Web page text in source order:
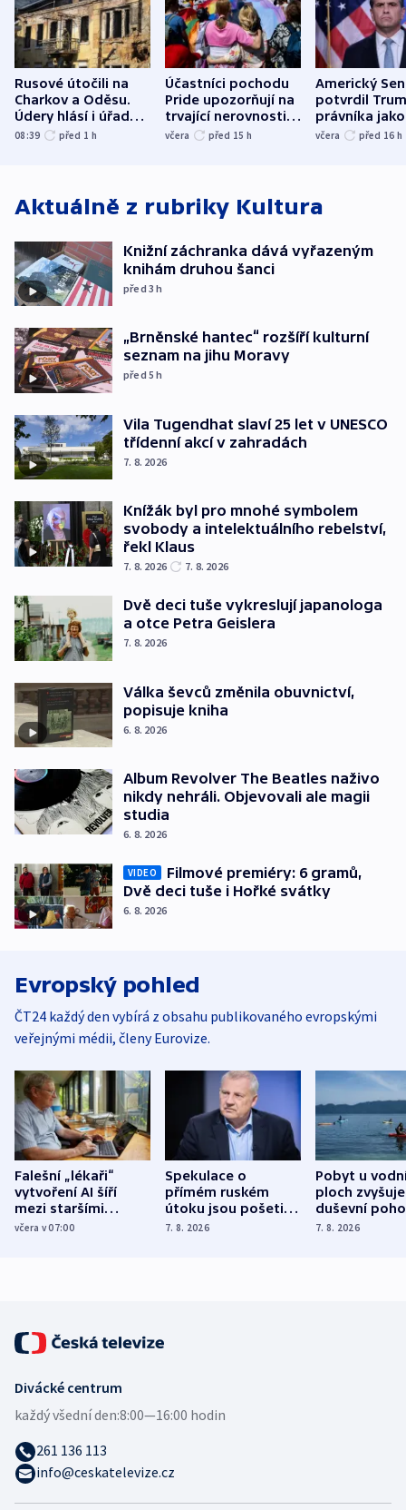
Rusové útočili na
Charkov a Oděsu.
Údery hlásí i úřady v
Bělgorodu
08:39 před 1 h
Účastníci pochodu
Pride upozorňují na
trvající nerovnosti i
společenskou
včera před 15 h
Americký
potvrdil
právníka jako
ministra
včera před 16 h
Aktuálně z rubriky Kultura
Knižní záchranka dává vyřazeným
knihám druhou šanci
před 3h
„Brněnské hantec“ rozšíří kulturní
seznam na jihu Moravy
před 5h
Vila Tugendhat slaví 25 let v UNESCO
třídenní akcí v zahradách
7. 8. 2026
Knížák byl pro mnohé symbolem
svobody a intelektuálního rebelství,
řekl Klaus
7. 8. 2026 7. 8. 2026
Dvě deci tuše vykreslují japanologa
a otce Petra Geislera
7. 8. 2026
Válka ševců změnila obuvnictví,
popisuje kniha
6. 8. 2026
Album Revolver The Beatles naživo
nikdy nehráli. Objevovali ale magii
studia
6. 8. 2026
VIDEO
Filmové premiéry: 6 gramů,
Dvě deci tuše i Hořké svátky
6. 8. 2026
Evropský pohled
ČT24 každý den vybírá z obsahu publikovaného evropskými
veřejnými médii, členy Eurovize.
Falešní „lékaři“
vytvoření AI šíří
mezi staršími
Poláky nebezpečné
včera v 07:00
Spekulace o
přímém ruském
útoku jsou pošetilé,
míní estonský
7. 8. 2026
Pobyt u
ploch zvyšuje
duševní
ukázala
7. 8. 2026
Divácké centrum
každý všední den:8:00—16:00 hodin
261 136 113
info@ceskatelevize.cz